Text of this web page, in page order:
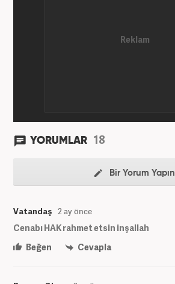
YORUMLAR 18
Bir Yorum Yapın
Vatandaş 2 ay önce
Cenabı HAK rahmet etsin inşallah
Beğen
Cevapla